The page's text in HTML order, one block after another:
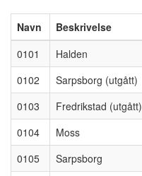
Navn Beskrivelse
0101
Halden
0102
Sarpsborg (utgått)
0103
Fredrikstad (utgått)
0104
Moss
0105
Sarpsborg